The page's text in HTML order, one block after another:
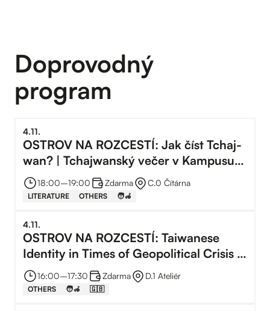
Doprovodný
program
4.11.
OSTROV NA ROZCESTÍ: Jak číst Tchaj-
wan? | Tchajwanský večer v Kampusu
Hybernská
18:00–⁠19:00 Zdarma C.0 Čítárna
LITERATURE OTHERS 🧑‍🦽
4.11.
OSTROV NA ROZCESTÍ: Taiwanese
Identity in Times of Geopolitical Crisis |
Tchajwanský večer v Kampusu
Hybernská
16:00–⁠17:30 Zdarma D.1 Ateliér
OTHERS 🧑‍🦽 🇬🇧